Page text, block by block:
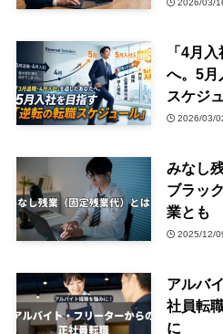
2026/03/
「4月
へ。5月
スケジ
2026/03/
みなし
ブラッ
業とも
2025/12/
アルバ
社員転
に